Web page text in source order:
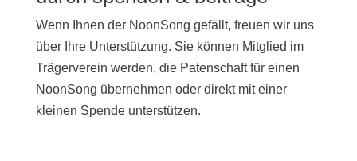
Wenn Ihnen der NoonSong gefällt, freuen wir uns
über Ihre Unterstützung. Sie können Mitglied im
Trägerverein werden, die Patenschaft für einen
NoonSong übernehmen oder direkt mit einer
kleinen Spende unterstützen.